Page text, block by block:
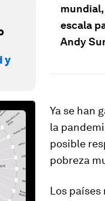
y
escala
Andy
Ya se han
la
posible
pobreza
Los